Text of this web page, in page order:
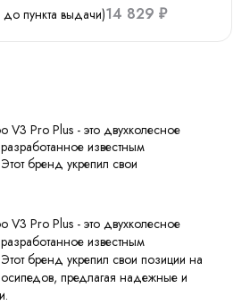
пункта выдачи)14 829 ₽
V3 Pro Plus - это двухколесное
известным
бренд укрепил свои
V3 Pro Plus - это двухколесное
известным
бренд укрепил свои позиции на
предлагая надежные и